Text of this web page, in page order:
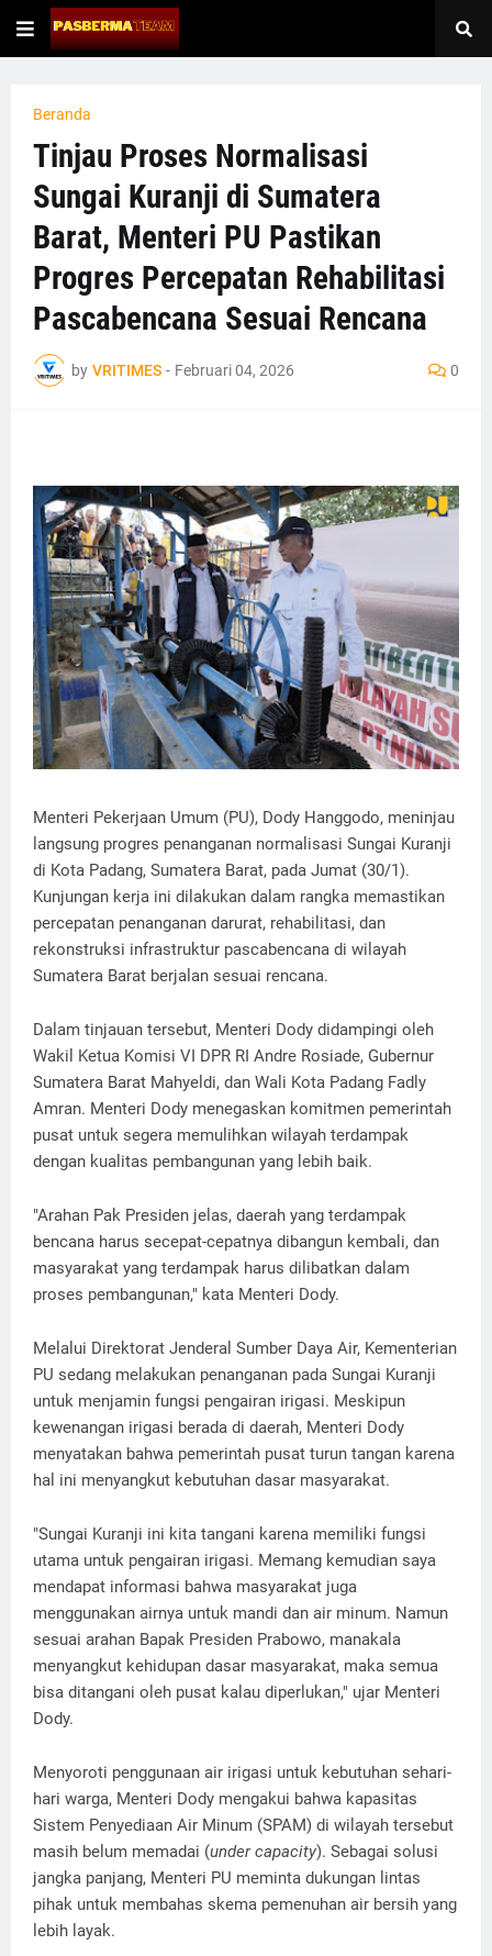
Beranda
Tinjau Proses Normalisasi
Sungai Kuranji di Sumatera
Barat, Menteri PU Pastikan
Progres Percepatan Rehabilitasi
Pascabencana Sesuai Rencana
by VRITIMES - Februari 04, 2026 0
Menteri Pekerjaan Umum (PU), Dody Hanggodo, meninjau
langsung progres penanganan normalisasi Sungai Kuranji
di Kota Padang, Sumatera Barat, pada Jumat (30/1).
Kunjungan kerja ini dilakukan dalam rangka memastikan
percepatan penanganan darurat, rehabilitasi, dan
rekonstruksi infrastruktur pascabencana di wilayah
Sumatera Barat berjalan sesuai rencana.
Dalam tinjauan tersebut, Menteri Dody didampingi oleh
Wakil Ketua Komisi VI DPR RI Andre Rosiade, Gubernur
Sumatera Barat Mahyeldi, dan Wali Kota Padang Fadly
Amran. Menteri Dody menegaskan komitmen pemerintah
pusat untuk segera memulihkan wilayah terdampak
dengan kualitas pembangunan yang lebih baik.
"Arahan Pak Presiden jelas, daerah yang terdampak
bencana harus secepat-cepatnya dibangun kembali, dan
masyarakat yang terdampak harus dilibatkan dalam
proses pembangunan," kata Menteri Dody.
Melalui Direktorat Jenderal Sumber Daya Air, Kementerian
PU sedang melakukan penanganan pada Sungai Kuranji
untuk menjamin fungsi pengairan irigasi. Meskipun
kewenangan irigasi berada di daerah, Menteri Dody
menyatakan bahwa pemerintah pusat turun tangan karena
hal ini menyangkut kebutuhan dasar masyarakat.
"Sungai Kuranji ini kita tangani karena memiliki fungsi
utama untuk pengairan irigasi. Memang kemudian saya
mendapat informasi bahwa masyarakat juga
menggunakan airnya untuk mandi dan air minum. Namun
sesuai arahan Bapak Presiden Prabowo, manakala
menyangkut kehidupan dasar masyarakat, maka semua
bisa ditangani oleh pusat kalau diperlukan," ujar Menteri
Dody.
Menyoroti penggunaan air irigasi untuk kebutuhan sehari-
hari warga, Menteri Dody mengakui bahwa kapasitas
Sistem Penyediaan Air Minum (SPAM) di wilayah tersebut
masih belum memadai (under capacity). Sebagai solusi
jangka panjang, Menteri PU meminta dukungan lintas
pihak untuk membahas skema pemenuhan air bersih yang
lebih layak.